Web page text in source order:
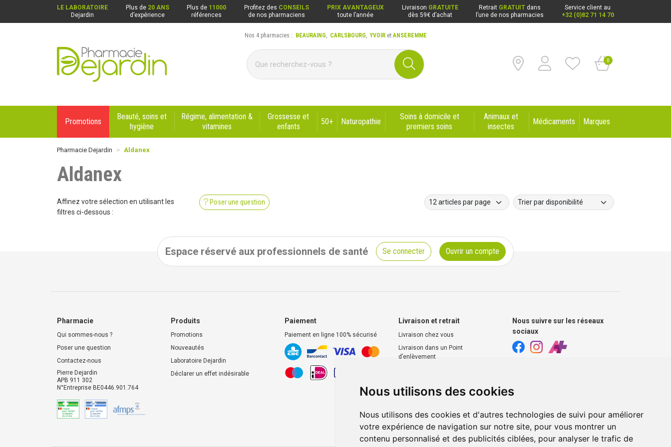
Nous utilisons des cookies
Nous utilisons des cookies et d'autres technologies de suivi pour améliorer
votre expérience de navigation sur notre site, pour vous montrer un
contenu personnalisé et des publicités ciblées, pour analyser le trafic de
LE LABORATOIRE
Dejardin
Plus de 20 ANS
d’expérience
Plus de 11000
références
Profitez des CONSEILS
de nos pharmaciens
PRIX AVANTAGEUX
toute l’année
Livraison GRATUITE
dès 59€ d’achat
Retrait GRATUIT dans
l’une de nos pharmacies
Service client au
+32 (0)82 71 14 70
Pharmacie Dejardin Nos 4 pharmacies : Beauraing, Carlsbourg, Yvoir, Anseremme
0
Nos 4 pharmacies : BEAURAING, CARLSBOURG,YVOIRetANSEREMME
Promotions
Beauté, soins et
hygiène
Régime, alimentation &
vitamines
Grossesse et
enfants
50+ Naturopathie
Soins à domicile et
premiers soins
Animaux et
insectes
Médicaments Marques
Pharmacie Dejardin Aldanex
Aldanex
Poser une question
Affinez votre sélection en utilisant les
filtres ci-dessous :
Espace réservé aux professionnels de santé Se connecter Ouvrir un compte
Pharmacie
Qui sommes-nous ?
Poser une question
Contactez-nous
Pierre Dejardin
APB 911 302
N°Entreprise BE0446.901.764
Produits
Promotions
Nouveautés
Laboratoire Dejardin
Déclarer un effet indésirable
Paiement
Paiement en ligne 100% sécurisé
Livraison et retrait
Livraison chez vous
Livraison dans un Point
d’enlèvement
Nous suivre sur les réseaux
sociaux